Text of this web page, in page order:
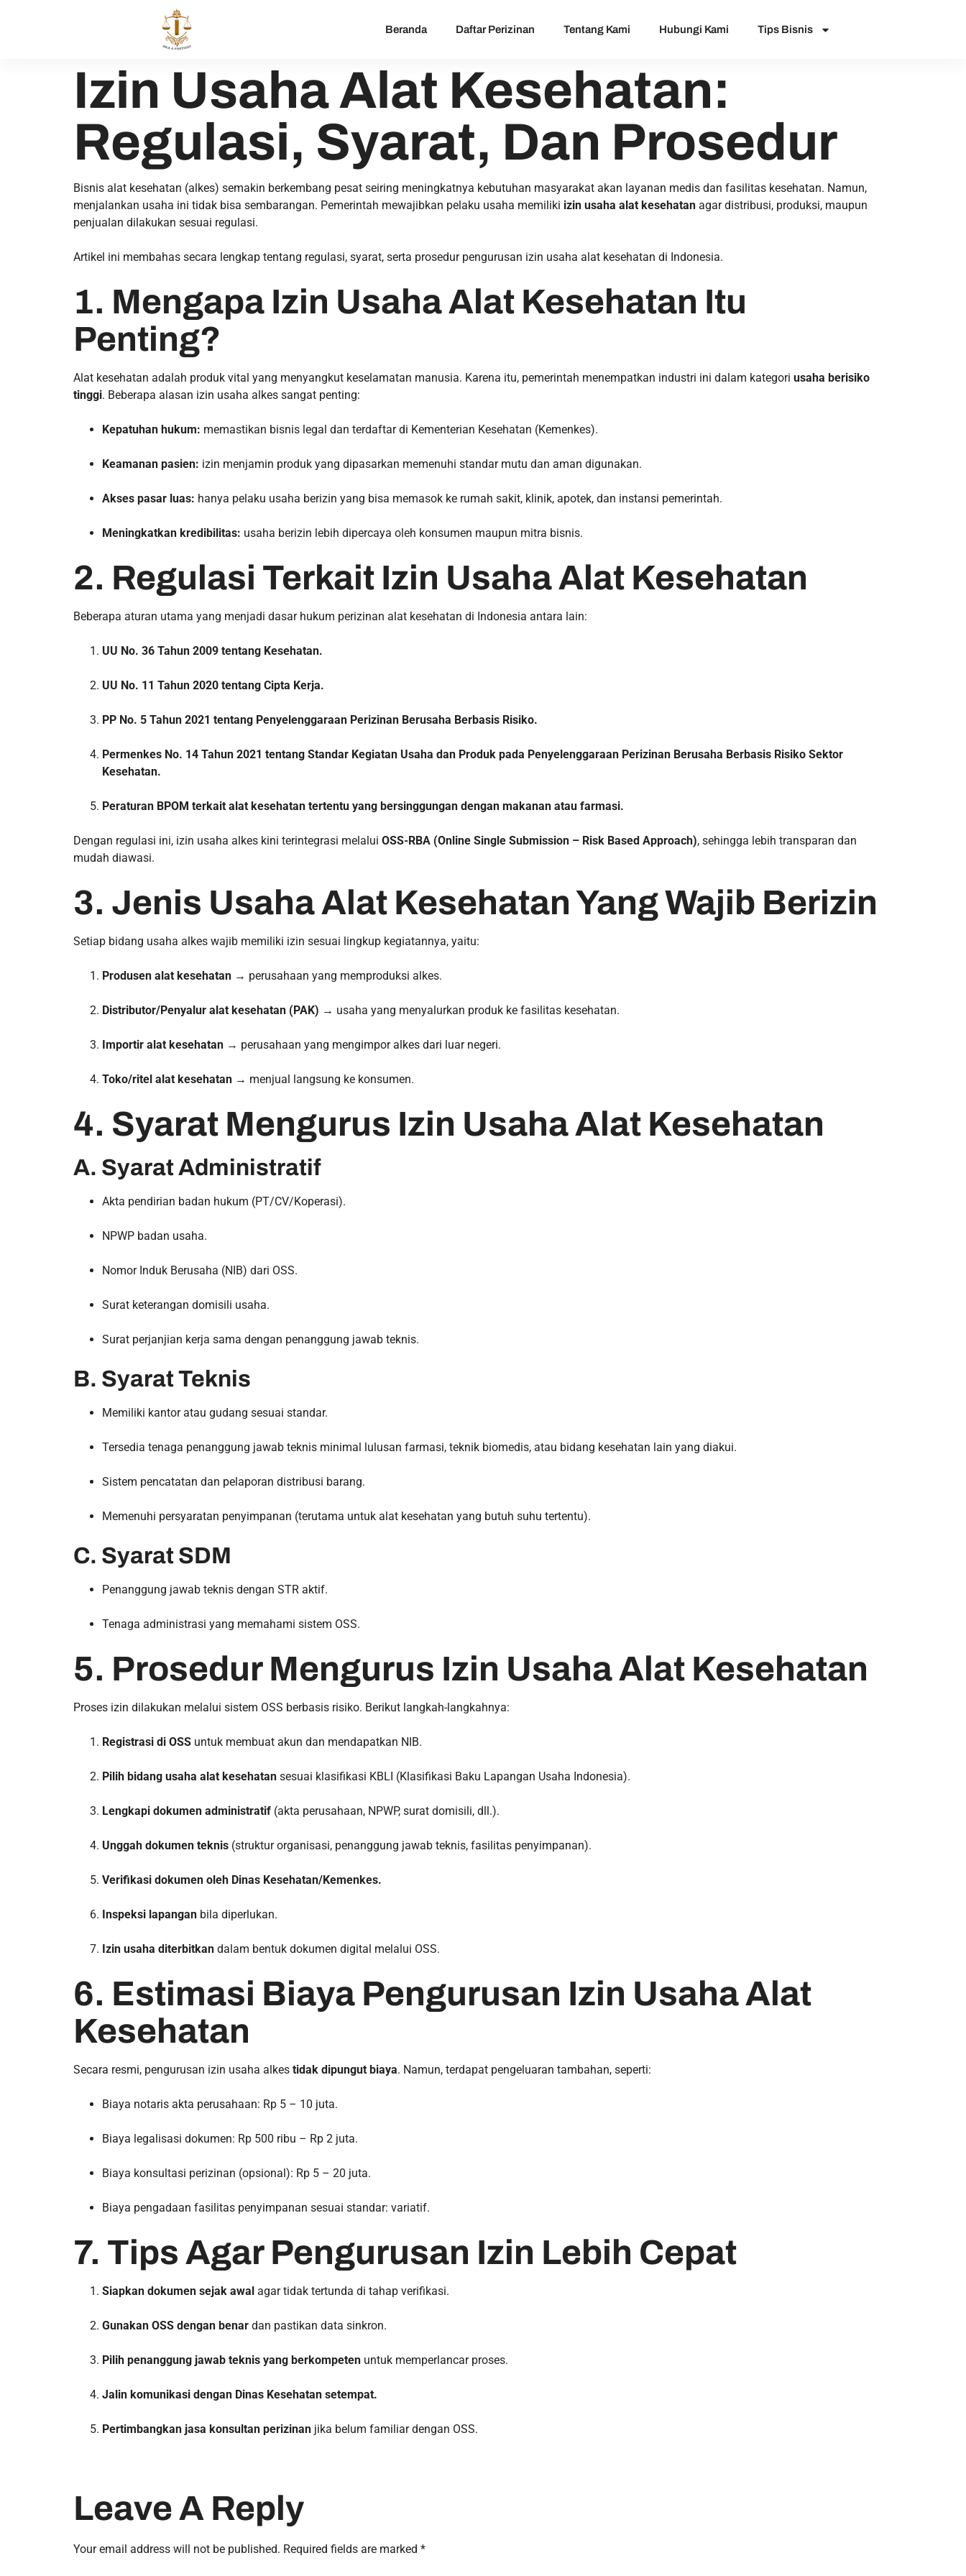
Beranda Daftar Perizinan Tentang Kami Hubungi Kami Tips Bisnis
Izin Usaha Alat Kesehatan:
Regulasi, Syarat, Dan Prosedur
Bisnis alat kesehatan (alkes) semakin berkembang pesat seiring meningkatnya kebutuhan masyarakat akan layanan medis dan fasilitas kesehatan. Namun,
menjalankan usaha ini tidak bisa sembarangan. Pemerintah mewajibkan pelaku usaha memiliki izin usaha alat kesehatan agar distribusi, produksi, maupun
penjualan dilakukan sesuai regulasi.
Artikel ini membahas secara lengkap tentang regulasi, syarat, serta prosedur pengurusan izin usaha alat kesehatan di Indonesia.
1. Mengapa Izin Usaha Alat Kesehatan Itu
Penting?
Alat kesehatan adalah produk vital yang menyangkut keselamatan manusia. Karena itu, pemerintah menempatkan industri ini dalam kategori usaha berisiko
tinggi. Beberapa alasan izin usaha alkes sangat penting:
Kepatuhan hukum: memastikan bisnis legal dan terdaftar di Kementerian Kesehatan (Kemenkes).
Keamanan pasien: izin menjamin produk yang dipasarkan memenuhi standar mutu dan aman digunakan.
Akses pasar luas: hanya pelaku usaha berizin yang bisa memasok ke rumah sakit, klinik, apotek, dan instansi pemerintah.
Meningkatkan kredibilitas: usaha berizin lebih dipercaya oleh konsumen maupun mitra bisnis.
2. Regulasi Terkait Izin Usaha Alat Kesehatan
Beberapa aturan utama yang menjadi dasar hukum perizinan alat kesehatan di Indonesia antara lain:
UU No. 36 Tahun 2009 tentang Kesehatan.
UU No. 11 Tahun 2020 tentang Cipta Kerja.
PP No. 5 Tahun 2021 tentang Penyelenggaraan Perizinan Berusaha Berbasis Risiko.
Permenkes No. 14 Tahun 2021 tentang Standar Kegiatan Usaha dan Produk pada Penyelenggaraan Perizinan Berusaha Berbasis Risiko Sektor
Kesehatan.
Peraturan BPOM terkait alat kesehatan tertentu yang bersinggungan dengan makanan atau farmasi.
Dengan regulasi ini, izin usaha alkes kini terintegrasi melalui OSS-RBA (Online Single Submission – Risk Based Approach), sehingga lebih transparan dan
mudah diawasi.
3. Jenis Usaha Alat Kesehatan Yang Wajib Berizin
Setiap bidang usaha alkes wajib memiliki izin sesuai lingkup kegiatannya, yaitu:
Produsen alat kesehatan → perusahaan yang memproduksi alkes.
Distributor/Penyalur alat kesehatan (PAK) → usaha yang menyalurkan produk ke fasilitas kesehatan.
Importir alat kesehatan → perusahaan yang mengimpor alkes dari luar negeri.
Toko/ritel alat kesehatan → menjual langsung ke konsumen.
4. Syarat Mengurus Izin Usaha Alat Kesehatan
A. Syarat Administratif
Akta pendirian badan hukum (PT/CV/Koperasi).
NPWP badan usaha.
Nomor Induk Berusaha (NIB) dari OSS.
Surat keterangan domisili usaha.
Surat perjanjian kerja sama dengan penanggung jawab teknis.
B. Syarat Teknis
Memiliki kantor atau gudang sesuai standar.
Tersedia tenaga penanggung jawab teknis minimal lulusan farmasi, teknik biomedis, atau bidang kesehatan lain yang diakui.
Sistem pencatatan dan pelaporan distribusi barang.
Memenuhi persyaratan penyimpanan (terutama untuk alat kesehatan yang butuh suhu tertentu).
C. Syarat SDM
Penanggung jawab teknis dengan STR aktif.
Tenaga administrasi yang memahami sistem OSS.
5. Prosedur Mengurus Izin Usaha Alat Kesehatan
Proses izin dilakukan melalui sistem OSS berbasis risiko. Berikut langkah-langkahnya:
Registrasi di OSS untuk membuat akun dan mendapatkan NIB.
Pilih bidang usaha alat kesehatan sesuai klasifikasi KBLI (Klasifikasi Baku Lapangan Usaha Indonesia).
Lengkapi dokumen administratif (akta perusahaan, NPWP, surat domisili, dll.).
Unggah dokumen teknis (struktur organisasi, penanggung jawab teknis, fasilitas penyimpanan).
Verifikasi dokumen oleh Dinas Kesehatan/Kemenkes.
Inspeksi lapangan bila diperlukan.
Izin usaha diterbitkan dalam bentuk dokumen digital melalui OSS.
6. Estimasi Biaya Pengurusan Izin Usaha Alat
Kesehatan
Secara resmi, pengurusan izin usaha alkes tidak dipungut biaya. Namun, terdapat pengeluaran tambahan, seperti:
Biaya notaris akta perusahaan: Rp 5 – 10 juta.
Biaya legalisasi dokumen: Rp 500 ribu – Rp 2 juta.
Biaya konsultasi perizinan (opsional): Rp 5 – 20 juta.
Biaya pengadaan fasilitas penyimpanan sesuai standar: variatif.
7. Tips Agar Pengurusan Izin Lebih Cepat
Siapkan dokumen sejak awal agar tidak tertunda di tahap verifikasi.
Gunakan OSS dengan benar dan pastikan data sinkron.
Pilih penanggung jawab teknis yang berkompeten untuk memperlancar proses.
Jalin komunikasi dengan Dinas Kesehatan setempat.
Pertimbangkan jasa konsultan perizinan jika belum familiar dengan OSS.
Leave A Reply
Your email address will not be published. Required fields are marked *